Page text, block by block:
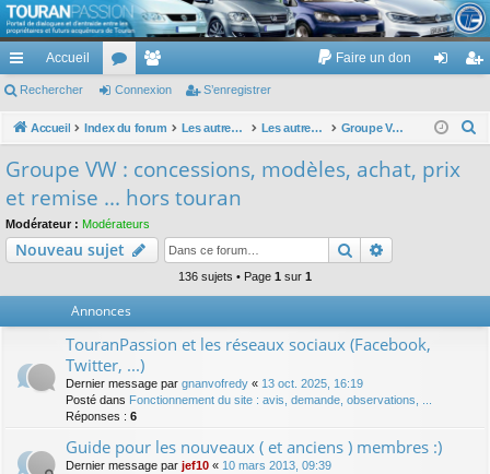
TouranPassion
Le forum des propriétaires ou futurs acquéreurs du Volkswagen Touran
cc
ès
de
Accueil
or
u
e
m
Faire un don
ne nr
Rechercher Connexion S’enregistrer
Accueil Index du forum Les autres voitures et ce qui touche à la voiture Les autres modèles du groupe VW Groupe VW : concessions, modèles, achat, prix et remise ... hors touran
h
Groupe VW : concessions, modèles, achat, prix
et remise ... hors touran
Modérateur : Modérateurs
Nouveau sujet Rechercher
136 sujets • Page 1 sur 1
Annonces
TouranPassion et les réseaux sociaux (Facebook,
Twitter, ...)
Dernier message par gnanvofredy « 13 oct. 2025, 16:19
Posté dans Fonctionnement du site : avis, demande, observations, ...
Réponses : 6
Guide pour les nouveaux ( et anciens ) membres :)
Dernier message par jef10 « 10 mars 2013, 09:39